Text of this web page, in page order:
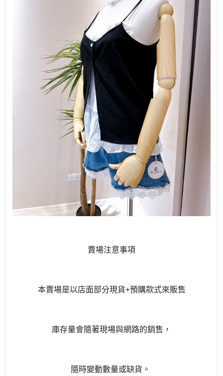
賣場注意事項
本賣場是以店面部分現貨+預購款式來販售
庫存量會隨著現場與網路的銷售，
隨時變動數量或缺貨。